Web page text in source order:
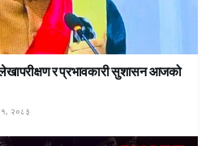
र प्रभावकारी सुशासन आजको
२०८३